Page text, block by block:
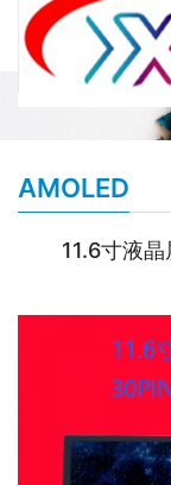
AMOLED
11.6寸液